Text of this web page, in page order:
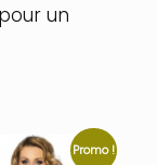
un
Promo !